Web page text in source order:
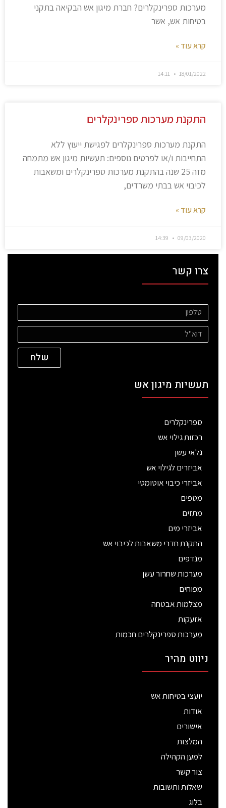
מערכות ספרינקלרים? חברת מיגון אש הבקיאה בתקני
בטיחות אש, אשר
קרא עוד »
18/01/2022
התקנת מערכות ספרינקלרים
התקנת מערכות ספרינקלרים לפגישת ייעוץ ללא
התחייבות ו/או לפרטים נוספים: תעשיות מיגון אש מתמחה
מזה 25 שנה בהתקנת מערכות ספרינקלרים ומשאבות
לכיבוי אש בבתי משרדים,
קרא עוד »
09/03/2020
צרו קשר
שלח
תעשיות מיגון אש
ספרינקלרים
רכזות גילוי אש
גלאי עשן
אביזרים לגילוי אש
אביזרי כיבוי אוטומטי
מטפים
מתזים
אביזרי מים
התקנת חדרי משאבות לכיבוי אש
מנדפים
מערכות שחרור עשן
מפוחים
מצלמות אבטחה
אזעקות
מערכות ספרינקלרים חכמות
ניווט מהיר
יועצי בטיחות אש
אודות
אישורים
המלצות
למען הקהילה
צור קשר
שאלות ותשובות
בלוג